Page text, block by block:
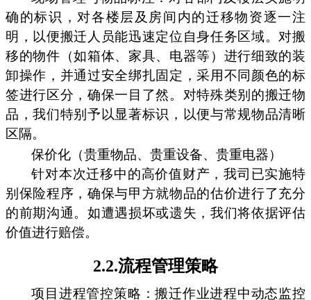
确的标识，对各楼层及房间内的迁移物资逐一注
明，以便搬迁人员能迅速定位自身任务区域。对搬
移的物件（如箱体、家具、电器等）进行细致的装
卸操作，并通过安全绑扎固定，采用不同颜色的标
签进行区分，确保一目了然。对特殊类别的搬迁物
品，我们特别予以显著标识，以便与常规物品清晰
区隔。
保价化（贵重物品、贵重设备、贵重电器）
针对本次迁移中的高价值财产，我司已实施特
别保险程序，确保与甲方就物品的估价进行了充分
的前期沟通。如遭遇损坏或遗失，我们将依据评估
价值进行赔偿。
2.2.流程管理策略
项目进程管控策略：搬迁作业进程中动态监控